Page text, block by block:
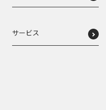
サービス